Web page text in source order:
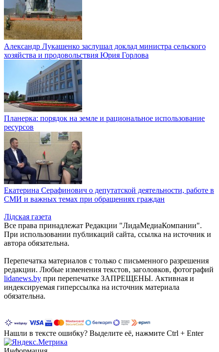
Александр Лукашенко заслушал доклад министра сельского
хозяйства и продовольствия Юрия Горлова
Планерка: порядок на земле и рациональное использование
ресурсов
Екатерина Серафинович о депутатской деятельности, работе в
СМИ и важных темах при обращениях граждан
Лiдская газета
Все права принадлежат Редакции "ЛидаМедиаКомпании".
При использовании публикаций сайта, ссылка на источник и
автора обязательна.
Перепечатка материалов c только с письменного разрешения
редакции. Любые изменения текстов, заголовков, фотографий
lidanews.by при перепечатке ЗАПРЕЩЕНЫ. Активная и
индексируемая гиперссылка на источник материала
обязательна.
Нашли в тексте ошибку? Выделите её, нажмите Ctrl + Enter